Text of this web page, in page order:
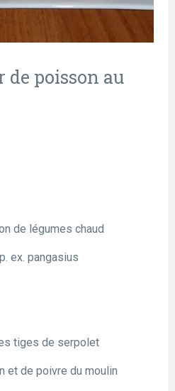
de poisson au
de légumes chaud
ex. pangasius
tiges de serpolet
et de poivre du moulin